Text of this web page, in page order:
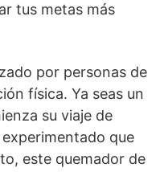
tus metas más
por personas de
física. Ya seas un
su viaje de
que
este quemador de